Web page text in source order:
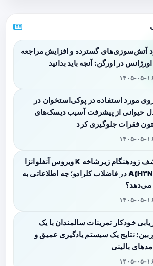
آتش‌سوزی‌های گسترده و افزایش مراجعه
اورژانس در اورگن: آنچه باید بدانید
۰۵-۱۶
مورد استفاده در پوکی‌استخوان در
حیوانی از پیشرفت آسیب دیسک‌های
فقرات جلوگیری کرد
۰۵-۱۶
کشف زودهنگام زیرشاخه K ویروس آنفلوانزا
A(H۳N۲) در فاضلاب کلرادو؛ چه اطلاعاتی به
می‌دهد؟
۰۵-۱۶
خودکار تمرینات سالمندان با یک
نتایج یک سیستم یادگیری عمیق و
بالینی
۰۵-۱۶